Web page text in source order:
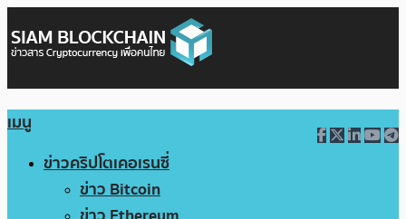
เมนู
ข่าวคริปโตเคอเรนซี่
ข่าว Bitcoin